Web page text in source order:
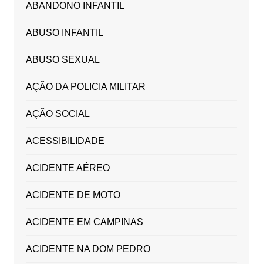
ABANDONO INFANTIL
ABUSO INFANTIL
ABUSO SEXUAL
AÇÃO DA POLICIA MILITAR
AÇÃO SOCIAL
ACESSIBILIDADE
ACIDENTE AÉREO
ACIDENTE DE MOTO
ACIDENTE EM CAMPINAS
ACIDENTE NA DOM PEDRO